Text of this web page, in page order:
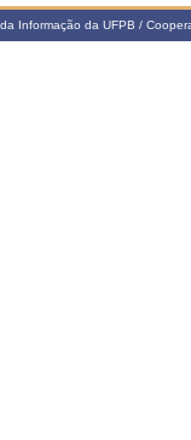
Informação da UFPB /